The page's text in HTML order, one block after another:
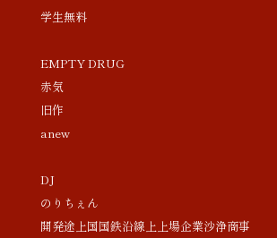
学生無料
EMPTY DRUG
赤気
旧作
anew
DJ
のりちぇん
開発途上国国鉄沿線上上場企業沙浄商事